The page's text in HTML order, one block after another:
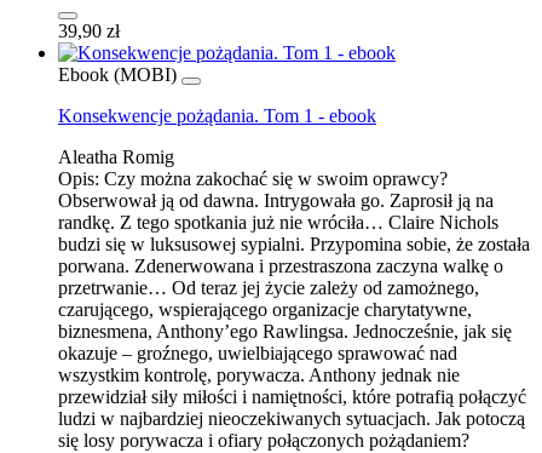
39,90 zł
Ebook (MOBI)
Konsekwencje pożądania. Tom 1 - ebook
Aleatha Romig
Opis: Czy można zakochać się w swoim oprawcy?
Obserwował ją od dawna. Intrygowała go. Zaprosił ją na
randkę. Z tego spotkania już nie wróciła… Claire Nichols
budzi się w luksusowej sypialni. Przypomina sobie, że została
porwana. Zdenerwowana i przestraszona zaczyna walkę o
przetrwanie… Od teraz jej życie zależy od zamożnego,
czarującego, wspierającego organizacje charytatywne,
biznesmena, Anthony’ego Rawlingsa. Jednocześnie, jak się
okazuje – groźnego, uwielbiającego sprawować nad
wszystkim kontrolę, porywacza. Anthony jednak nie
przewidział siły miłości i namiętności, które potrafią połączyć
ludzi w najbardziej nieoczekiwanych sytuacjach. Jak potoczą
się losy porywacza i ofiary połączonych pożądaniem?